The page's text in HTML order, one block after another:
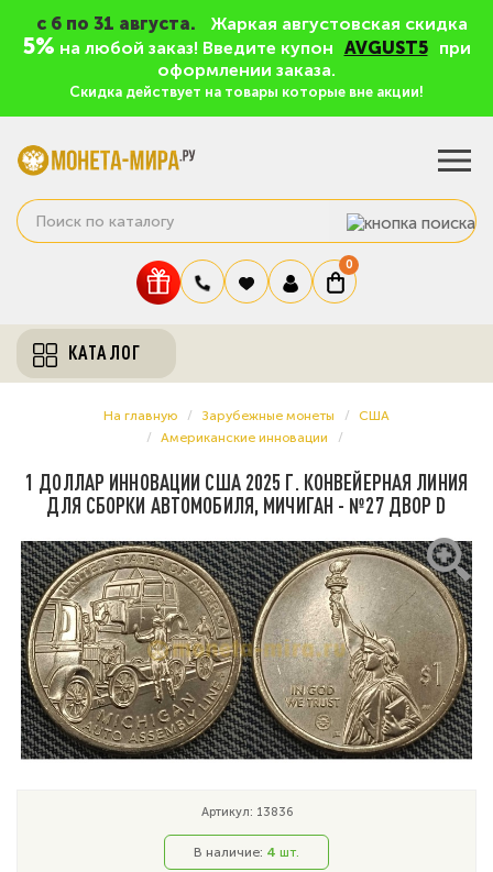
c 6 по 31 августа. Жаркая августовская скидка
5% на любой заказ! Введите купон AVGUST5
при
оформлении заказа.
Скидка действует на товары которые вне акции!
0
КАТАЛОГ
На главную Зарубежные монеты
США
Американские инновации
1 ДОЛЛАР ИННОВАЦИИ США 2025 Г. КОНВЕЙЕРНАЯ ЛИНИЯ
ДЛЯ СБОРКИ АВТОМОБИЛЯ, МИЧИГАН - №27 ДВОР D
Артикул: 13836
В наличие: 4 шт.